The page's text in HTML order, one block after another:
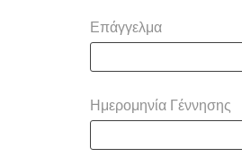
Επάγγελμα
Ημερομηνία Γέννησης